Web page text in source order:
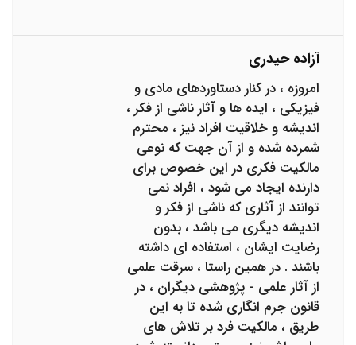
آزاده حیدری
امروزه ، در کنار دستاوردهای مادی و
فیزیکی ، ایده ها و آثار ناشی از فکر ،
اندیشه و خلاقیت افراد نیز ، محترم
شمرده شده و از آن جهت که نوعی
مالکیت فکری در این خصوص برای
دارنده ایجاد می شود ، افراد نمی
توانند از آثاری که ناشی از فکر و
اندیشه دیگری می باشد ، بدون
رضایت ایشان ، استفاده ای داشته
باشند . در همین راستا ، سرقت علمی
از آثار علمی - پژوهشی دیگران ، در
قانون جرم انگاری شده تا به این
طریق ، مالکیت فرد بر تلاش های